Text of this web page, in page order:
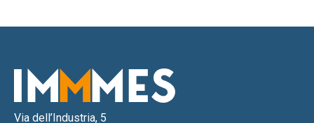
Via dell’Industria, 5